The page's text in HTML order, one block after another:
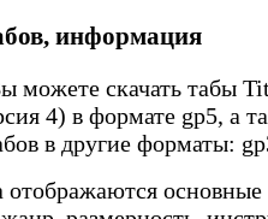
информация
можете скачать табы
4) в формате gp5, а
в другие форматы:
отображаются основные